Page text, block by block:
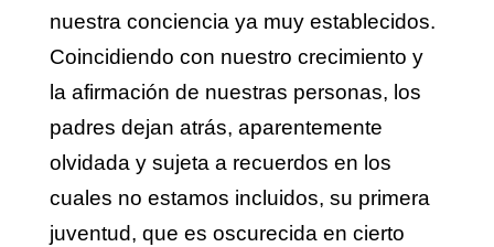
nuestra conciencia ya muy establecidos.
Coincidiendo con nuestro crecimiento y
la afirmación de nuestras personas, los
padres dejan atrás, aparentemente
olvidada y sujeta a recuerdos en los
cuales no estamos incluidos, su primera
juventud, que es oscurecida en cierto